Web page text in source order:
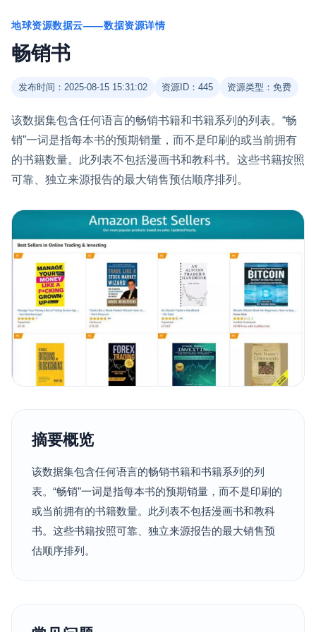
地球资源数据云——数据资源详情
畅销书
发布时间：2025-08-15 15:31:02 资源ID：445 资源类型：免费
该数据集包含任何语言的畅销书籍和书籍系列的列表。“畅
销”一词是指每本书的预期销量，而不是印刷的或当前拥有
的书籍数量。此列表不包括漫画书和教科书。这些书籍按照
可靠、独立来源报告的最大销售预估顺序排列。
摘要概览
该数据集包含任何语言的畅销书籍和书籍系列的列
表。“畅销”一词是指每本书的预期销量，而不是印刷的
或当前拥有的书籍数量。此列表不包括漫画书和教科
书。这些书籍按照可靠、独立来源报告的最大销售预
估顺序排列。